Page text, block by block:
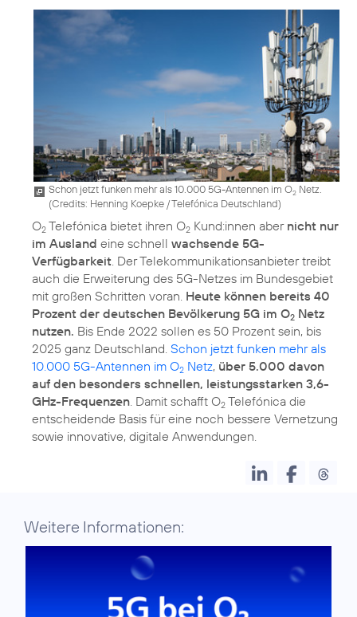
Schon jetzt funken mehr als 10.000 5G-Antennen im O2 Netz.
(Credits: Henning Koepke / Telefónica Deutschland)
O2 Telefónica bietet ihren O2 Kund:innen aber nicht nur
im Ausland eine schnell wachsende 5G-
Verfügbarkeit. Der Telekommunikationsanbieter treibt
auch die Erweiterung des 5G-Netzes im Bundesgebiet
mit großen Schritten voran. Heute können bereits 40
Prozent der deutschen Bevölkerung 5G im O2 Netz
nutzen. Bis Ende 2022 sollen es 50 Prozent sein, bis
2025 ganz Deutschland. Schon jetzt funken mehr als
10.000 5G-Antennen im O2 Netz, über 5.000 davon
auf den besonders schnellen, leistungsstarken 3,6-
GHz-Frequenzen. Damit schafft O2 Telefónica die
entscheidende Basis für eine noch bessere Vernetzung
sowie innovative, digitale Anwendungen.
Weitere Informationen: